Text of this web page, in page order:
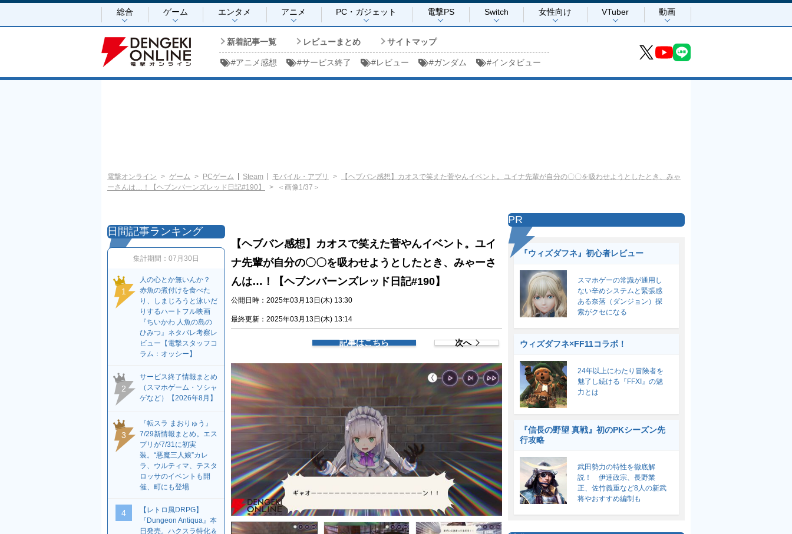
総合 ゲーム エンタメ アニメ PC・ガジェット 電撃PS Switch 女性向け VTuber 動画
新着記事一覧 レビューまとめ サイトマップ
#アニメ感想 #サービス終了 #レビュー #ガンダム #インタビュー
電撃オンライン ゲーム PCゲーム Steam モバイル・アプリ
【ヘブバン感想】カオスで笑えた菅やんイベント。ユイナ先輩が自分の〇〇を吸わせようとしたとき、みゃ
ーさんは…！【ヘブンバーンズレッド日記#190】
＜画像1/37＞
【ヘブバン感想】カオスで笑えた菅やんイベント。ユイ
ナ先輩が自分の〇〇を吸わせようとしたとき、みゃーさ
んは…！【ヘブンバーンズレッド日記#190】
公開日時：2025年03月13日(木) 13:30
最終更新：2025年03月13日(木) 13:14
記事はこちら 次へ
日間記事ランキング
集計期間： 07月30日
1
人の心とか無いんか？
赤魚の煮付けを食べた
り、しまじろうと泳いだ
りするハートフル映画
『ちいかわ 人魚の島の
ひみつ』ネタバレ考察レ
ビュー【電撃スタッフコ
ラム：オッシー】
2
サービス終了情報まとめ
（スマホゲーム・ソシャ
ゲなど）【2026年8月】
3
『転スラ まおりゅう』
7/29新情報まとめ。エス
プリが7/31に初実
装。“悪魔三人娘”カレ
ラ、ウルティマ、テスタ
ロッサのイベントも開
催、町にも登場
4
【レトロ風DRPG】
『Dungeon Antiqua』本
日発売。ハクスラ特化＆
PR
『ウィズダフネ』初心者レビュー
スマホゲーの常識が通用し
ない辛めシステムと緊張感
ある奈落（ダンジョン）探
索がクセになる
ウィズダフネ×FF11コラボ！
24年以上にわたり冒険者を
魅了し続ける『FFXI』の魅
力とは
『信長の野望 真戦』初のPKシーズン先
行攻略
武田勢力の特性を徹底解
説！ 伊達政宗、長野業
正、佐竹義重など8人の新武
将やおすすめ編制も